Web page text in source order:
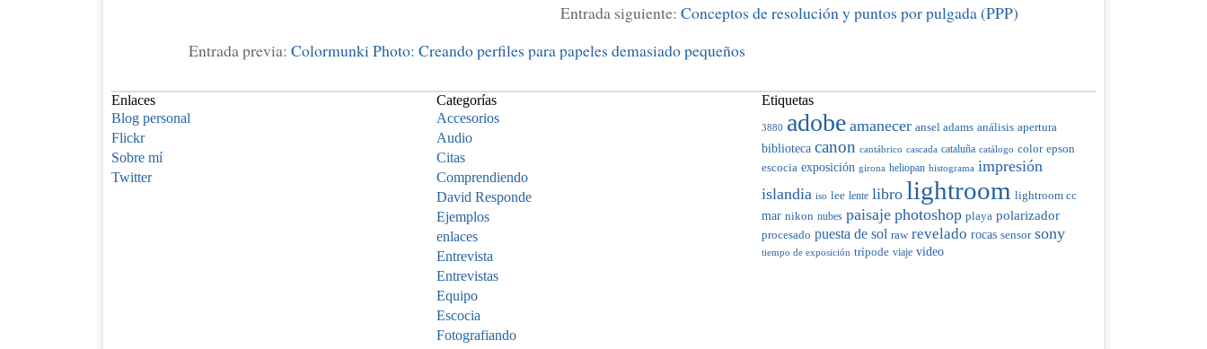
Entrada siguiente: Conceptos de resolución y puntos por pulgada (PPP)
Entrada previa: Colormunki Photo: Creando perfiles para papeles demasiado pequeños
Enlaces
Blog personal
Flickr
Sobre mí
Twitter
Categorías
Accesorios
Audio
Citas
Comprendiendo
David Responde
Ejemplos
enlaces
Entrevista
Entrevistas
Equipo
Escocia
Fotografiando
Etiquetas
3880 adobe amanecer ansel adams análisis apertura
biblioteca canon cantábrico cascada cataluña catálogo color epson
escocia exposición girona heliopan histograma impresión
islandia iso lee lente libro lightroom lightroom cc
mar nikon nubes paisaje photoshop playa polarizador
procesado puesta de sol raw revelado rocas sensor sony
tiempo de exposición trípode viaje video